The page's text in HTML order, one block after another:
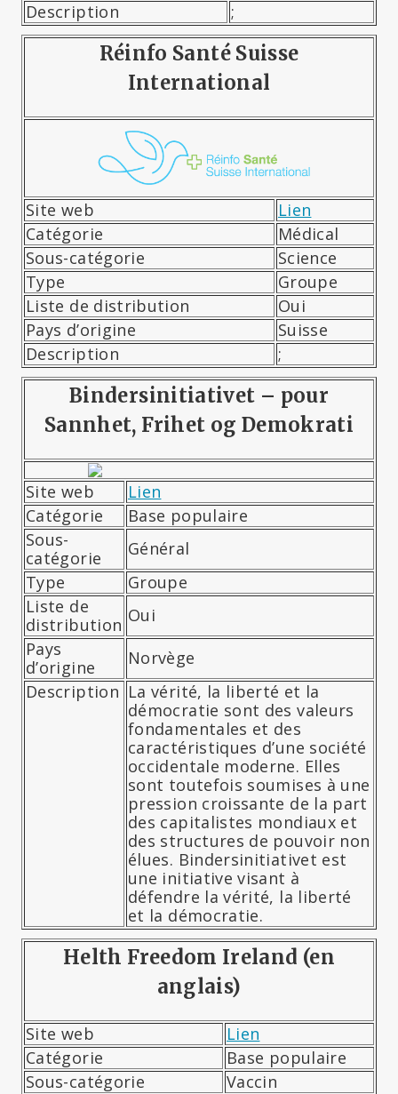
Description
;
Réinfo Santé Suisse
International
Site web
Lien
Catégorie
Médical
Sous-catégorie
Science
Type
Groupe
Liste de distribution
Oui
Pays d’origine
Suisse
Description
;
Bindersinitiativet – pour
Sannhet, Frihet og Demokrati
Site web
Lien
Catégorie
Base populaire
Sous-
catégorie
Général
Type
Groupe
Liste de
distribution Oui
Pays
d’origine
Norvège
Description La vérité, la liberté et la
démocratie sont des valeurs
fondamentales et des
caractéristiques d’une société
occidentale moderne. Elles
sont toutefois soumises à une
pression croissante de la part
des capitalistes mondiaux et
des structures de pouvoir non
élues. Bindersinitiativet est
une initiative visant à
défendre la vérité, la liberté
et la démocratie.
Helth Freedom Ireland (en
anglais)
Site web
Lien
Catégorie
Base populaire
Sous-catégorie
Vaccin